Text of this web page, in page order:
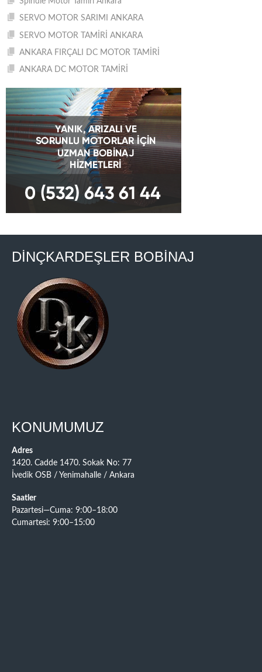
SERVO MOTOR SARIMI ANKARA
SERVO MOTOR TAMİRİ ANKARA
ANKARA FIRÇALI DC MOTOR TAMİRİ
ANKARA DC MOTOR TAMİRİ
DİNÇKARDEŞLER BOBİNAJ
KONUMUMUZ
Adres
1420. Cadde 1470. Sokak No: 77
İvedik OSB / Yenimahalle / Ankara
Saatler
Pazartesi—Cuma: 9:00–18:00
Cumartesi: 9:00–15:00